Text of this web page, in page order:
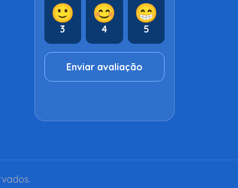
🙂
3
😊
4
😁
5
Enviar avaliação